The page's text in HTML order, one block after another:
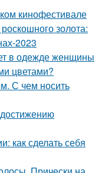
кинофестивале
золота:
2023
в одежде женщины
цветами?
С чем носить
как сделать себя